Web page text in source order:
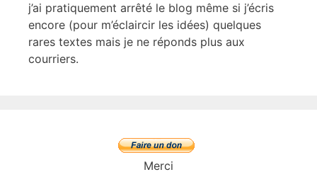
j’ai pratiquement arrêté le blog même si j’écris
encore (pour m’éclaircir les idées) quelques
rares textes mais je ne réponds plus aux
courriers.
Merci